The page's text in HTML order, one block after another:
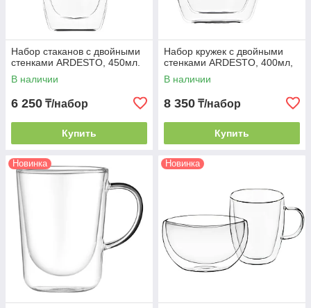
Набор стаканов с двойными
стенками ARDESTO, 450мл.
В наличии
6 250 ₸/набор
Купить
Набор кружек с двойными
стенками ARDESTO, 400мл,
В наличии
8 350 ₸/набор
Купить
Новинка Новинка